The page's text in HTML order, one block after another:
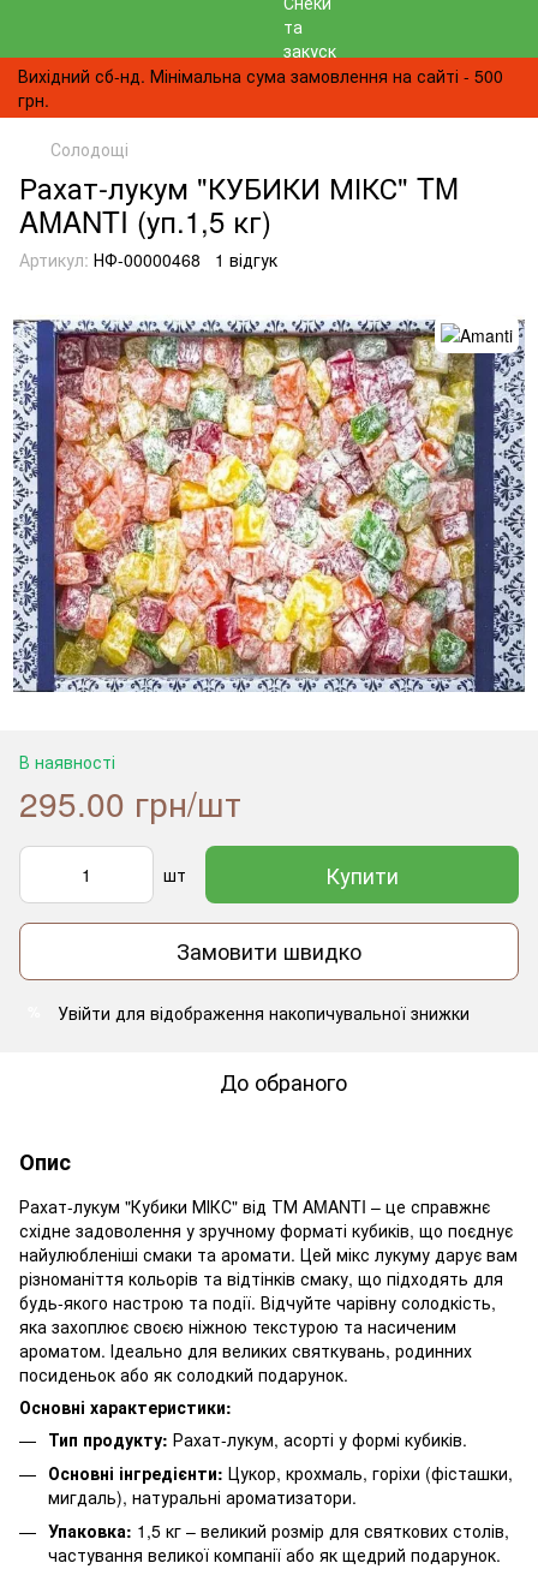
Вихідний сб-нд. Мінімальна сума замовлення на сайті - 500
грн.
Солодощі
Рахат-лукум "КУБИКИ МІКС" TM
AMANTI (уп.1,5 кг)
Артикул: НФ-00000468 1 відгук
В наявності
295.00 грн/шт
шт Купити
Замовити швидко
Увійти для відображення накопичувальної знижки
До обраного
Опис
Рахат-лукум "Кубики МІКС" від ТМ AMANTI – це справжнє
східне задоволення у зручному форматі кубиків, що поєднує
найулюбленіші смаки та аромати. Цей мікс лукуму дарує вам
різноманіття кольорів та відтінків смаку, що підходять для
будь-якого настрою та події. Відчуйте чарівну солодкість,
яка захоплює своєю ніжною текстурою та насиченим
ароматом. Ідеально для великих святкувань, родинних
посиденьок або як солодкий подарунок.
Основні характеристики:
Тип продукту: Рахат-лукум, асорті у формі кубиків.
Основні інгредієнти: Цукор, крохмаль, горіхи (фісташки,
мигдаль), натуральні ароматизатори.
Упаковка: 1,5 кг – великий розмір для святкових столів,
частування великої компанії або як щедрий подарунок.